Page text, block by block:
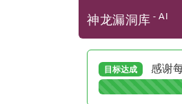
神龙漏洞库 - AI
目标达成 感谢